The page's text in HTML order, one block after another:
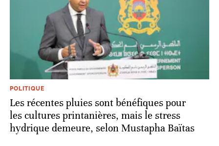
POLITIQUE
Les récentes pluies sont bénéfiques pour
les cultures printanières, mais le stress
hydrique demeure, selon Mustapha Baïtas